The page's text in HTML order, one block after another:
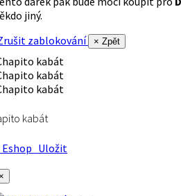
jiný.
zablokování
× Zpět
kabát
Uložit